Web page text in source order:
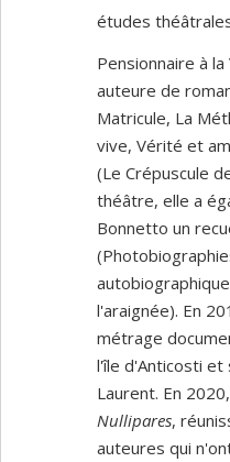
études
Pensionnaire à
auteure de
Matricule, La
vive, Vérité et
(Le Crépuscule
théâtre, elle a
Bonnetto un
l'araignée). En
métrage
l'île d'Anticosti et
Laurent. En
Nullipares,
auteures qui